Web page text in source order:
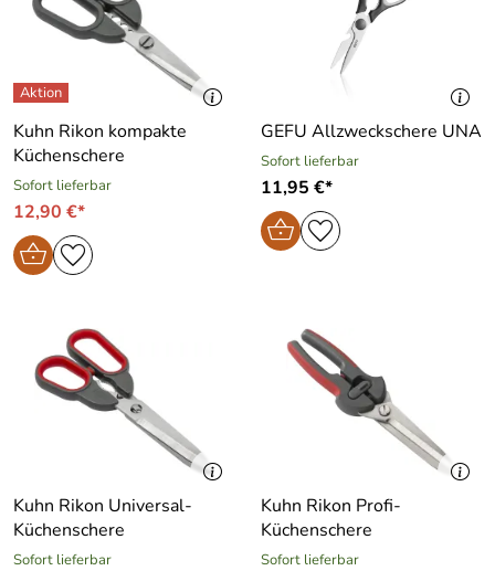
Kuhn Rikon kompakte
Küchenschere
Sofort lieferbar
12,90 €*
GEFU Allzweckschere UNA
Sofort lieferbar
11,95 €*
Kuhn Rikon Universal-
Küchenschere
Sofort lieferbar
Kuhn Rikon Profi-
Küchenschere
Sofort lieferbar